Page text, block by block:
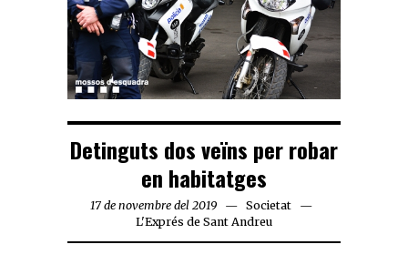
Detinguts dos veïns per robar
en habitatges
17 de novembre del 2019
Societat
L'Exprés de Sant Andreu